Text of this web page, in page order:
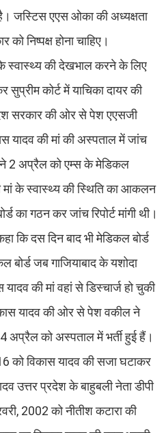
जस्टिस एएस ओका की अध्यक्षता
निष्पक्ष होना चाहिए।
स्वास्थ्य की देखभाल करने के लिए
कोर्ट में याचिका दायर की
सरकार की ओर से पेश एएसजी
यादव की मां की अस्पताल में जांच
ने 2 अप्रैल को एम्स के मेडिकल
मां के स्वास्थ्य की स्थिति का आकलन
का गठन कर जांच रिपोर्ट मांगी थी।
कि दस दिन बाद भी मेडिकल बोर्ड
बोर्ड जब गाजियाबाद के यशोदा
की मां वहां से डिस्चार्ज हो चुकी
यादव की ओर से पेश वकील ने
अप्रैल को अस्पताल में भर्ती हुई हैं।
को विकास यादव की सजा घटाकर
उत्तर प्रदेश के बाहुबली नेता डीपी
2002 को नीतीश कटारा की